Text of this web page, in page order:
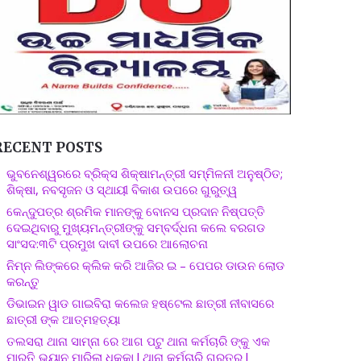
POSTS
ଭୁବନେଶ୍ୱରରେ ବ୍ରିକ୍ସ ଶିକ୍ଷାମନ୍ତ୍ରୀ ସମ୍ମିଳନୀ ଅନୁଷ୍ଠିତ;
ଶିକ୍ଷା, ନବସୃଜନ ଓ ସ୍ଥାୟୀ ବିକାଶ ଉପରେ ଗୁରୁତ୍ୱ
କେନ୍ଦୁପତ୍ର ଶ୍ରମିକ ମାନଙ୍କୁ ବୋନସ ପ୍ରଦାନ ନିଷ୍ପତ୍ତି
ଦେଇଥିବାରୁ ମୁଖ୍ୟମନ୍ତ୍ରୀଙ୍କୁ ସମ୍ବର୍ଦ୍ଧନା କଲେ ବରଗଡ
ସାଂସଦ:୩ଟି ପ୍ରମୁଖ ଦାବୀ ଉପରେ ଆଲୋଚନା
ନିମ୍ନ ଲିଙ୍କରେ କ୍ଲିକ କରି ଆଜିର ଇ – ପେପର ଡାଉନ ଲୋଡ
କରନ୍ତୁ
ଡିଭାଇନ ୱାଡ ଗାଇବିରା କଲେଜ ହଷ୍ଟେଲ ଛାତ୍ରୀ ନୀବାସରେ
ଛାତ୍ରୀ ଙ୍କ ଆତ୍ମହତ୍ୟା
ତଲସରା ଥାନା ସାମ୍ନା ରେ ଆଗ ପଟୁ ଥାନା କର୍ମଚାରି ଙ୍କୁ ଏକ
ମାରୁତି ଭ୍ୟାନ ମାରିଲା ଧକ୍କା l ଥାନା କର୍ମଚାରି ଗୁରୁତର l